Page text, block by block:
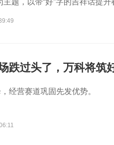
主题，以带“好”字的吉祥话提
跌过头了，万科将筑
经营赛道巩固先发优势。